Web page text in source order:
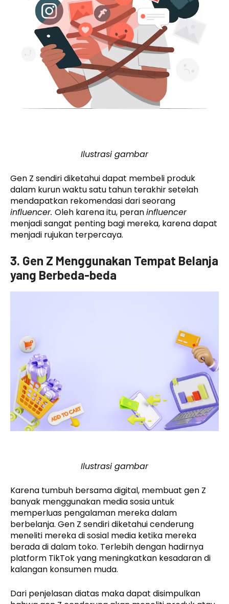
Ilustrasi gambar
Gen Z sendiri diketahui dapat membeli produk
dalam kurun waktu satu tahun terakhir setelah
mendapatkan rekomendasi dari seorang
influencer. Oleh karena itu, peraninfluencer
menjadi sangat penting bagi mereka, karena dapat
menjadi rujukan terpercaya.
3. Gen Z Menggunakan Tempat Belanja
yang Berbeda-beda
Ilustrasi gambar
Karena tumbuh bersama digital, membuat gen Z
banyak menggunakan media sosia untuk
memperluas pengalaman mereka dalam
berbelanja. Gen Z sendiri diketahui cenderung
meneliti mereka di sosial media ketika mereka
berada di dalam toko. Terlebih dengan hadirnya
platform TikTok yang meningkatkan kesadaran di
kalangan konsumen muda.
Dari penjelasan diatas maka dapat disimpulkan